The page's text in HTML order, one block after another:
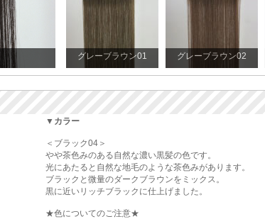
グレーブラウン01 グレーブラウン02
▼カラー
＜ブラック04＞
やや茶色みのある自然な濃い黒髪の色です。
光にあたると自然な地毛のような茶色みがあります。
ブラックと微量のダークブラウンをミックス。
黒に近いリッチブラックに仕上げました。
★色についてのご注意★